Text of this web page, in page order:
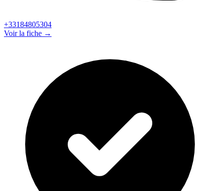
+33184805304
Voir la fiche →